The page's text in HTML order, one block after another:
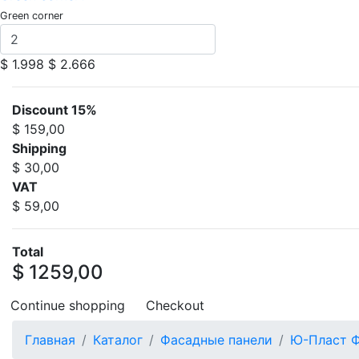
Green corner
$ 1.998 $ 2.666
Discount 15%
$ 159,00
Shipping
$ 30,00
VAT
$ 59,00
Total
$ 1259,00
Continue shopping Checkout
Главная Каталог Фасадные панели Ю-Пласт